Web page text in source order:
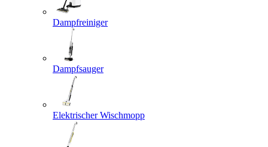
Dampfreiniger
Dampfsauger
Elektrischer Wischmopp